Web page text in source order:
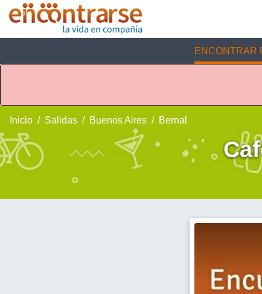
ENCONTRAR
Inicio Salidas Buenos Aires Bernal